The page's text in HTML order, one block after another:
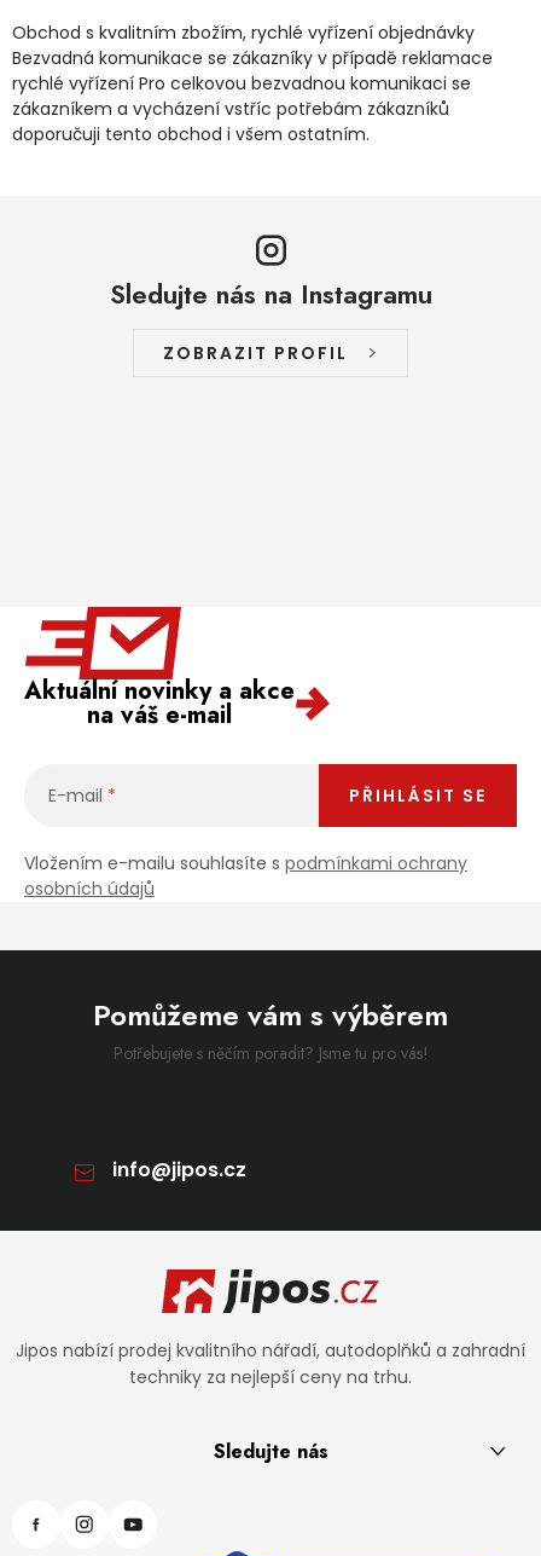
Obchod s kvalitním zbožím, rychlé vyřízení objednávky
Bezvadná komunikace se zákazníky v případě reklamace
rychlé vyřízení Pro celkovou bezvadnou komunikaci se
zákazníkem a vycházení vstříc potřebám zákazníků
doporučuji tento obchod i všem ostatním.
Sledujte nás na Instagramu
ZOBRAZIT PROFIL
Aktuální novinky a akce
na váš e-mail
E-mail
Vložením e-mailu souhlasíte s podmínkami ochrany
osobních údajů
PŘIHLÁSIT SE
Pomůžeme vám s výběrem
Potřebujete s něčím poradit? Jsme tu pro vás!
info@jipos.cz
Zápatí
Jipos nabízí prodej kvalitního nářadí, autodoplňků a zahradní
techniky za nejlepší ceny na trhu.
Sledujte nás